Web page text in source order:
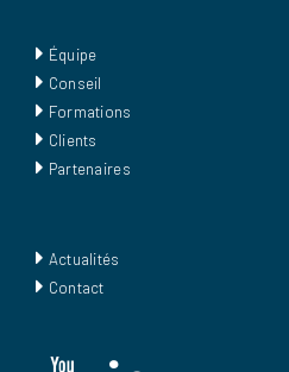
Équipe
Conseil
Formations
Clients
Partenaires
Actualités
Contact